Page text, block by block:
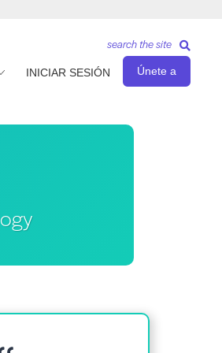
INICIAR SESIÓN Únete a
search the site